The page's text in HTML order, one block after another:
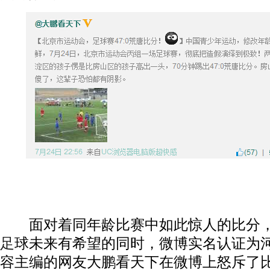
面对着同年龄比赛中如此惊人的比分
足球未来有希望的同时，微博实名认证为
容主编的网友大鹏看天下在微博上怒斥了